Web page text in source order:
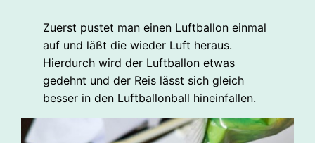
Zuerst pustet man einen Luftballon einmal
auf und läßt die wieder Luft heraus.
Hierdurch wird der Luftballon etwas
gedehnt und der Reis lässt sich gleich
besser in den Luftballonball hineinfallen.